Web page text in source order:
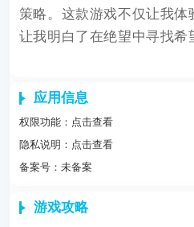
策略。这款游戏不仅让我体
让我明白了在绝望中寻找希
应用信息
权限功能： 点击查看
隐私说明： 点击查看
备案号：未备案
游戏攻略